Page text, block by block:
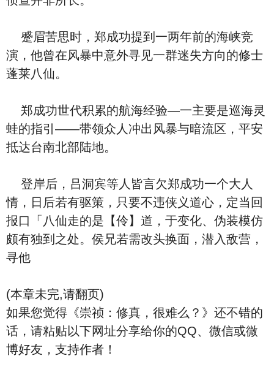
蹙眉苦思时，郑成功提到一两年前的海峡竞
演，他曾在风暴中意外寻见一群迷失方向的修士
蓬莱八仙。
郑成功世代积累的航海经验—一主要是巡海灵
蛙的指引——带领众人冲出风暴与暗流区，平安
抵达台南北部陆地。
登岸后，吕洞宾等人皆言欠郑成功一个大人
情，日后若有驱策，只要不违侠义道心，定当回
报口「八仙走的是【伶】道，于变化、伪装模仿
颇有独到之处。侯兄若需改头换面，潜入敌营，
寻他
(本章未完,请翻页)
如果您觉得《崇祯：修真，很难么？》还不错的
话，请粘贴以下网址分享给你的QQ、微信或微
博好友，支持作者！